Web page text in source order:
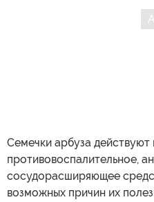
Семечки арбуза действуют
противовоспалительное,
сосудорасширяющее
возможных причин их